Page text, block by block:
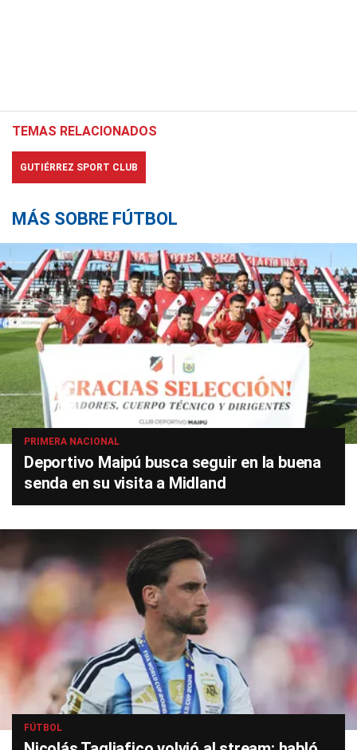
TEMAS RELACIONADOS
GUTIÉRREZ SPORT CLUB
MÁS SOBRE FÚTBOL
PRIMERA NACIONAL
Deportivo Maipú busca seguir en la buena
senda en su visita a Midland
FÚTBOL